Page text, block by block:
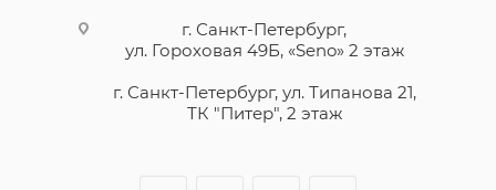
г. Санкт-Петербург,
ул. Гороховая 49Б, «Seno» 2 этаж
г. Санкт-Петербург, ул. Типанова 21,
ТК "Питер", 2 этаж